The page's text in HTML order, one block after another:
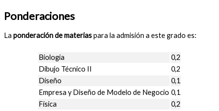
Ponderaciones
La ponderación de materiaspara la admisión a este grado es:
Biología
0,2
Dibujo Técnico II
0,2
Diseño
0,1
Empresa y Diseño de Modelo de Negocio 0,1
Física
0,2